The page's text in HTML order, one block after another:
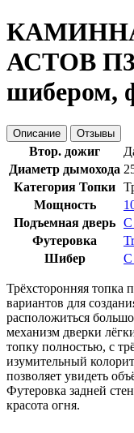
АСТОВ
шибером,
Описание Отзывы
Втор. дожиг
Диаметр дымохода
Категория Топки
Мощность
Подъемная дверь С
Футеровка
Шибер
С
Трёхсторонняя топка
вариантов для
расположиться
механизм дверки
топку полностью, с
изумительный
позволяет увидеть
Футеровка задней
красота огня.